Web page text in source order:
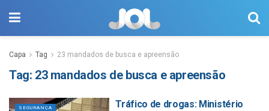
Capa Tag 23 mandados de busca e apreensão
Tag: 23 mandados de busca e apreensão
SEGURANÇA
Tráfico de drogas: Ministério